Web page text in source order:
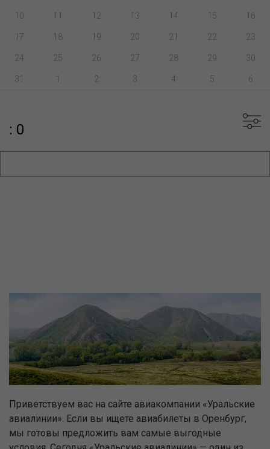
10 11 12 13 14 15 16
17 18 19 20 21 22 23
24 25 26 27 28 29 30
31 1 2 3 4 5 6
: 0
Приветствуем вас на сайте авиакомпании «Уральские
авиалинии». Если вы ищете авиабилеты в Оренбург,
мы готовы предложить вам самые выгодные